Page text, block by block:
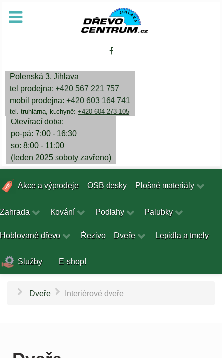
Polenská 3, Jihlava
tel prodejna: +420 567 221 757
mobil prodejna: +420 603 164 741
tel. truhlárna, kuchyně: +420 604 273 105
Otevírací doba:
po-pá: 7:00 - 16:30
so: 8:00 - 11:00
(leden 2025 soboty zavřeno)
Akce a výprodeje OSB desky Plošné materiály
Zahrada Kování Podlahy Palubky
Hoblované dřevo Řezivo Dveře Lepidla a tmely
Služby E-shop!
Dveře \ Interiérové dveře